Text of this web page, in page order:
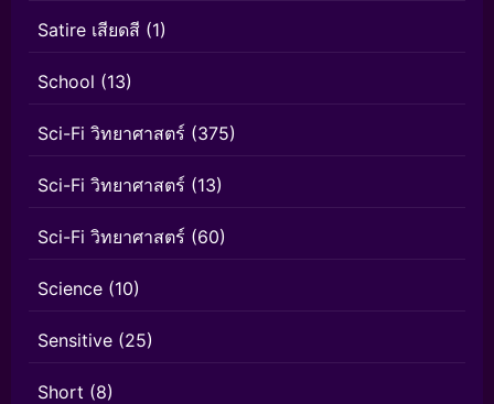
Satire เสียดสี (1)
School (13)
Sci-Fi วิทยาศาสตร์ (375)
Sci-Fi วิทยาศาสตร์ (13)
Sci-Fi วิทยาศาสตร์ (60)
Science (10)
Sensitive (25)
Short (8)